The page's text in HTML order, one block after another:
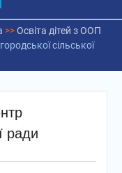
>>Освіта дітей з ООП
сільської
ради